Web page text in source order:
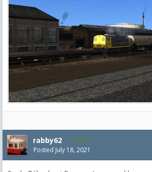
rabby62 8,454
Posted July 18, 2021